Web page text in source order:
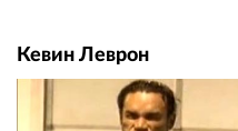
Кевин Леврон